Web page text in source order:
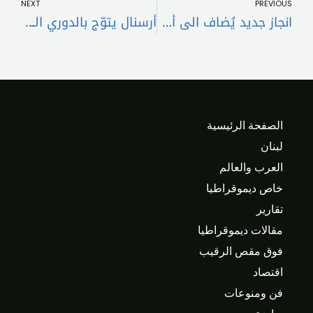
PREVIOUS
انجاز جديد يُضاف الى أكاديميته “المتحد” يحرز بطولة لبنان للفئة العمرية اناث تحت ١٨ سنة – ب
NEXT
أرسنال يتوّج بالدوري الإنكليزي الممتاز بعد تعثر مانشستر سيتي
الصفحة الرئيسية
لبنان
العرب والعالم
خاص ديموقراطيا
تقارير
مقالات ديموقراطيا
فوق مقص الرقيب
اقتصاد
فن ومنوعات